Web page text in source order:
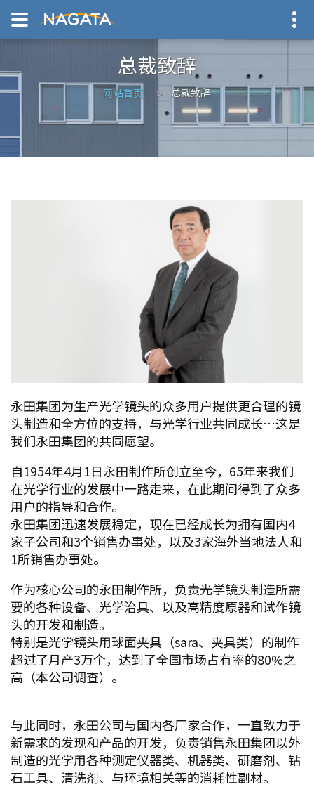
总裁致辞
网站首页 总裁致辞
永田集团为生产光学镜头的众多用户提供更合理的镜
头制造和全方位的支持，与光学行业共同成长…这是
我们永田集团的共同愿望。
自1954年4月1日永田制作所创立至今，65年来我们
在光学行业的发展中一路走来，在此期间得到了众多
用户的指导和合作。
永田集团迅速发展稳定，现在已经成长为拥有国内4
家子公司和3个销售办事处，以及3家海外当地法人和
1所销售办事处。
作为核心公司的永田制作所，负责光学镜头制造所需
要的各种设备、光学治具、以及高精度原器和试作镜
头的开发和制造。
特别是光学镜头用球面夹具（sara、夹具类）的制作
超过了月产3万个，达到了全国市场占有率的80%之
高（本公司调查）。
与此同时，永田公司与国内各厂家合作，一直致力于
新需求的发现和产品的开发，负责销售永田集团以外
制造的光学用各种测定仪器类、机器类、研磨剂、钻
石工具、清洗剂、与环境相关等的消耗性副材。